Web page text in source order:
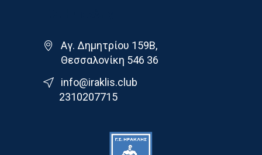
Αγ. Δημητρίου 159Β,
Θεσσαλονίκη 546 36
info@iraklis.club
2310207715